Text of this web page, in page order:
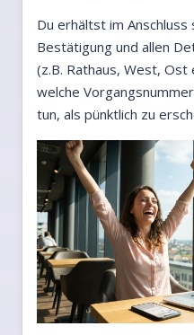
Du erhältst im
Bestätigung und allen
(z.B. Rathaus, West,
welche
tun, als pünktlich zu